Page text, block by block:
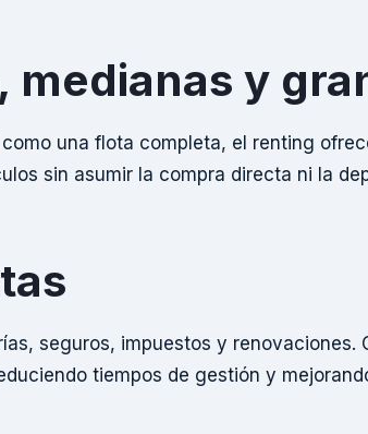
medianas y
una flota completa, el renting
sin asumir la compra directa ni la
seguros, impuestos y renovaciones.
tiempos de gestión y